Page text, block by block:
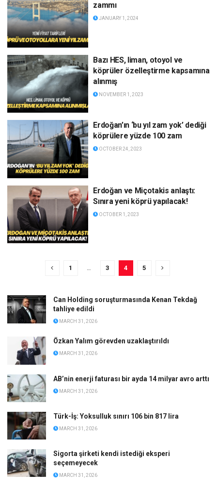
zammı
JANUARY 1, 2024
Bazı HES, liman, otoyol ve
köprüler özelleştirme kapsamına
alınmış
NOVEMBER 1, 2023
Erdoğan’ın ‘bu yıl zam yok’ dediği
köprülere yüzde 100 zam
OCTOBER 24, 2023
Erdoğan ve Miçotakis anlaştı:
Sınıra yeni köprü yapılacak!
OCTOBER 1, 2023
1 … 3 4 5
Can Holding soruşturmasında Kenan Tekdağ
tahliye edildi
MARCH 31, 2026
Özkan Yalım görevden uzaklaştırıldı
MARCH 31, 2026
AB’nin enerji faturası bir ayda 14 milyar avro arttı
MARCH 31, 2026
Türk-İş: Yoksulluk sınırı 106 bin 817 lira
MARCH 31, 2026
Sigorta şirketi kendi istediği eksperi
seçemeyecek
MARCH 31, 2026